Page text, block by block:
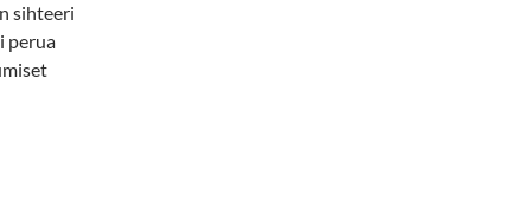
sihteeri
perua